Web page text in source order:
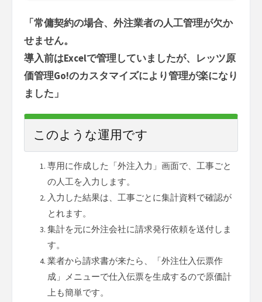
「常傭契約の場合、外注業者の人工管理が欠か
せません。
導入前はExcelで管理していましたが、レッツ原
価管理Go!のカスタマイズにより管理が楽になり
ました」
このような運用です
専用に作成した「外注入力」画面で、工事ごと
の人工を入力します。
入力した結果は、工事ごとに集計資料で確認が
とれます。
集計を元に外注会社に請求発行依頼を送付しま
す。
業者から請求書が来たら、「外注仕入伝票作
成」メニューで仕入伝票を生成するので原価計
上も簡単です。